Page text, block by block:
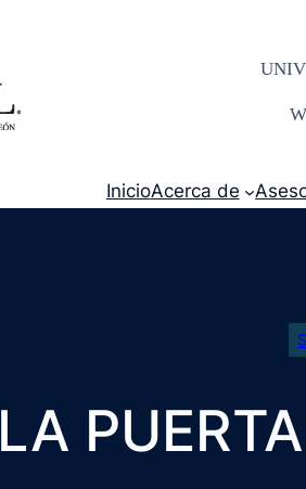
InicioAcerca de
LA